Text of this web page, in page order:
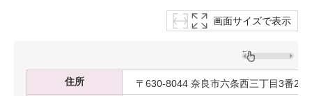
画面サイズで表示
住所
〒630-8044 奈良市六条西三丁目3番21